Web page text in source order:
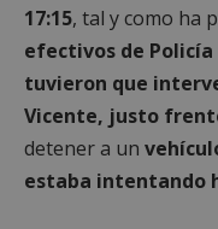
17:15, tal y como ha
efectivos de Policía
tuvieron que
Vicente, justo
detener a un
estaba intentando